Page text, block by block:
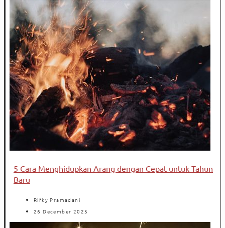
5 Cara Menghidupkan Arang dengan Cepat untuk Tahun
Baru
Rifky Pramadani
26 December 2025